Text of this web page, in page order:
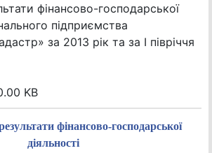
фінансово-господарської
підприємства
за 2013 рік та за І півріччя
KB
фінансово-господарської
діяльності